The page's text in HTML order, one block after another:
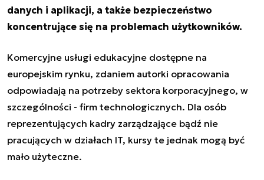
danych i aplikacji, a także bezpieczeństwo
koncentrujące się na problemach użytkowników.
Komercyjne usługi edukacyjne dostępne na
europejskim rynku, zdaniem autorki opracowania
odpowiadają na potrzeby sektora korporacyjnego, w
szczególności - firm technologicznych. Dla osób
reprezentujących kadry zarządzające bądź nie
pracujących w działach IT, kursy te jednak mogą być
mało użyteczne.